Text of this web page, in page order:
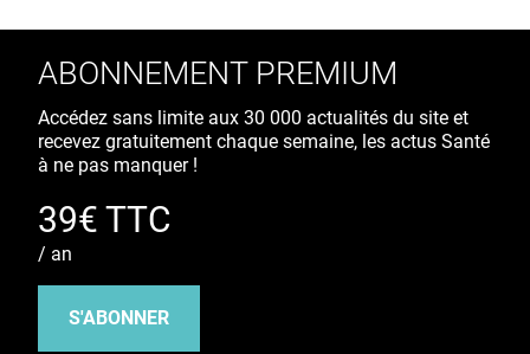
ABONNEMENT PREMIUM
Accédez sans limite aux 30 000 actualités du site et
recevez gratuitement chaque semaine, les actus Santé
à ne pas manquer !
39€ TTC
/ an
S'ABONNER